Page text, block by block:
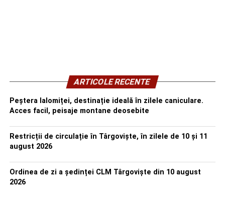
ARTICOLE RECENTE
Peștera Ialomiței, destinație ideală în zilele caniculare.
Acces facil, peisaje montane deosebite
Restricții de circulație în Târgoviște, în zilele de 10 și 11
august 2026
Ordinea de zi a ședinței CLM Târgoviște din 10 august
2026